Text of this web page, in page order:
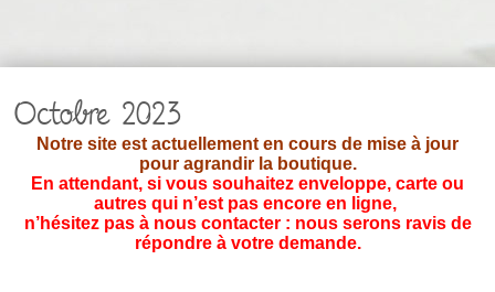
Octobre 2023
Notre site est actuellement en cours de mise à jour
pour agrandir la boutique.
En attendant, si vous souhaitez enveloppe, carte ou
autres qui n’est pas encore en ligne,
n’hésitez pas à nous contacter : nous serons ravis de
répondre à votre demande.